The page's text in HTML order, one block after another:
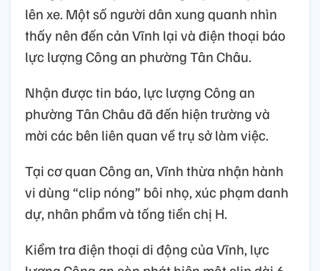
lên xe. Một số người dân xung quanh nhìn
thấy nên đến cản Vĩnh lại và điện thoại báo
lực lượng Công an phường Tân Châu.
Nhận được tin báo, lực lượng Công an
phường Tân Châu đã đến hiện trường và
mời các bên liên quan về trụ sở làm việc.
Tại cơ quan Công an, Vĩnh thừa nhận hành
vi dùng “clip nóng” bôi nhọ, xúc phạm danh
dự, nhân phẩm và tống tiền chị H.
Kiểm tra điện thoại di động của Vĩnh, lực